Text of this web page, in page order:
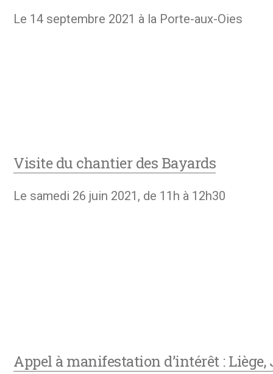
Le 14 septembre 2021 à la Porte-aux-Oies
Visite du chantier des Bayards
Le samedi 26 juin 2021, de 11h à 12h30
Appel à manifestation d’intérêt :